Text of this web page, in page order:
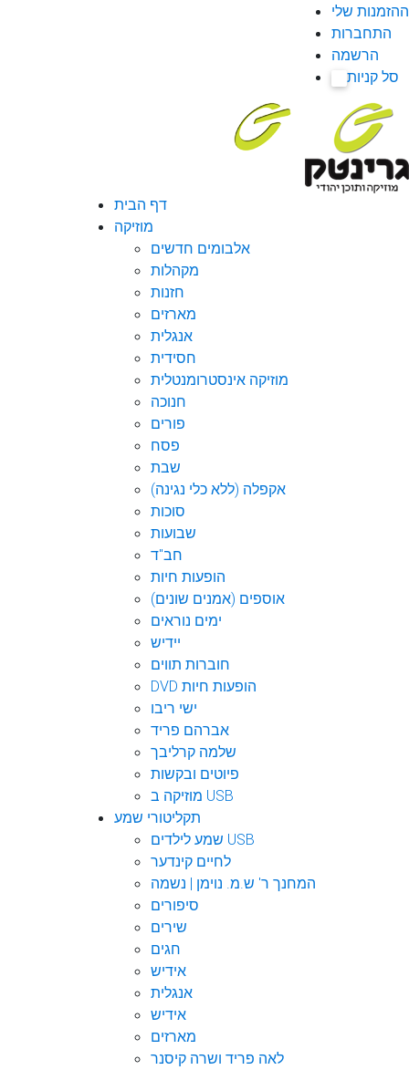
ההזמנות שלי
התחברות
הרשמה
סל קניות
דף הבית
מוזיקה
אלבומים חדשים
מקהלות
חזנות
מארזים
אנגלית
חסידית
מוזיקה אינסטרומנטלית
חנוכה
פורים
פסח
שבת
אקפלה (ללא כלי נגינה)
סוכות
שבועות
חב"ד
הופעות חיות
אוספים (אמנים שונים)
ימים נוראים
יידיש
חוברות תווים
DVD הופעות חיות
ישי ריבו
אברהם פריד
שלמה קרליבך
פיוטים ובקשות
מוזיקה ב USB
תקליטורי שמע
שמע לילדים USB
לחיים קינדער
המחנך ר' ש.מ. נוימן | נשמה
סיפורים
שירים
חגים
אידיש
אנגלית
אידיש
מארזים
לאה פריד ושרה קיסנר